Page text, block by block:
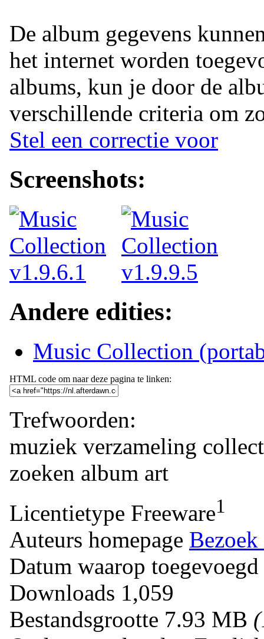
De album gegevens
het internet worden
albums, kun je door de
verschillende criteria om
Stel een correctie voor
Screenshots:
Andere edities:
Music Collection
HTML code om naar deze pagina te linken:
Trefwoorden:
muziek verzameling
zoeken album art
Licentietype Freeware1
Auteurs homepage
Datum waarop toegevoegd
Downloads 1,059
Bestandsgrootte 7.93 MB